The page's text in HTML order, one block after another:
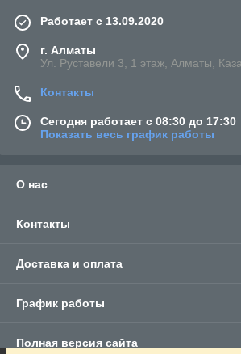
Работает с 13.09.2020
г. Алматы
Ул. Руставели 3, 1 этаж, Алматы,
Контакты
Сегодня работает с 08:30 до 17:30
Показать весь график работы
О нас
Контакты
Доставка и оплата
График работы
Полная версия сайта